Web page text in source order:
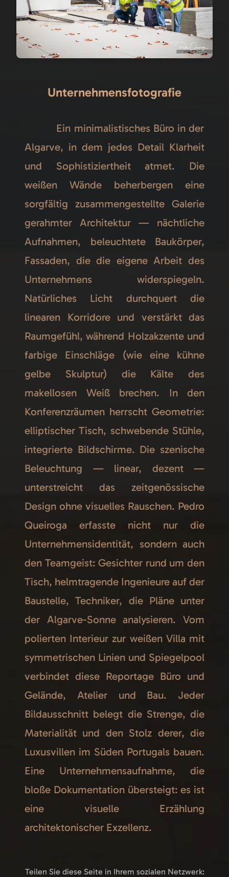
Unternehmensfotografie
Ein minimalistisches Büro in der
Algarve, in dem jedes Detail Klarheit
und Sophistiziertheit atmet. Die
weißen Wände beherbergen eine
sorgfältig zusammengestellte Galerie
gerahmter Architektur — nächtliche
Aufnahmen, beleuchtete Baukörper,
Fassaden, die die eigene Arbeit des
Unternehmens widerspiegeln.
Natürliches Licht durchquert die
linearen Korridore und verstärkt das
Raumgefühl, während Holzakzente und
farbige Einschläge (wie eine kühne
gelbe Skulptur) die Kälte des
makellosen Weiß brechen. In den
Konferenzräumen herrscht Geometrie:
elliptischer Tisch, schwebende Stühle,
integrierte Bildschirme. Die szenische
Beleuchtung — linear, dezent —
unterstreicht das zeitgenössische
Design ohne visuelles Rauschen. Pedro
Queiroga erfasste nicht nur die
Unternehmensidentität, sondern auch
den Teamgeist: Gesichter rund um den
Tisch, helmtragende Ingenieure auf der
Baustelle, Techniker, die Pläne unter
der Algarve-Sonne analysieren. Vom
polierten Interieur zur weißen Villa mit
symmetrischen Linien und Spiegelpool
verbindet diese Reportage Büro und
Gelände, Atelier und Bau. Jeder
Bildausschnitt belegt die Strenge, die
Materialität und den Stolz derer, die
Luxusvillen im Süden Portugals bauen.
Eine Unternehmensaufnahme, die
bloße Dokumentation übersteigt: es ist
eine visuelle Erzählung
architektonischer Exzellenz.
Teilen Sie diese Seite in Ihrem sozialen Netzwerk: